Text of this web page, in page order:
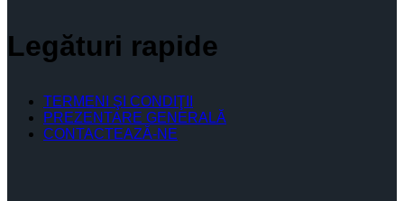
Legături rapide
TERMENI ŞI CONDIŢII
PREZENTARE GENERALĂ
CONTACTEAZĂ-NE